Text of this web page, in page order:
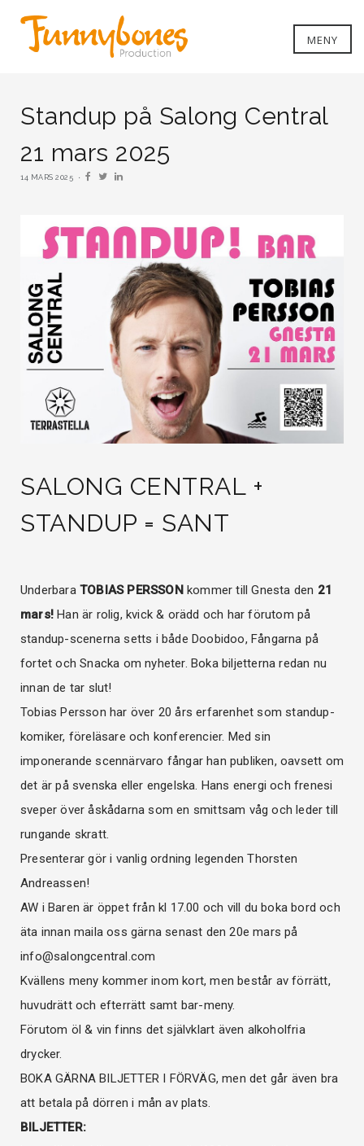
MENY
Standup på Salong Central
21 mars 2025
14 MARS 2025
SALONG CENTRAL +
STANDUP = SANT
Underbara TOBIAS PERSSON kommer till Gnesta den 21
mars! Han är rolig, kvick & orädd och har förutom på
standup-scenerna setts i både Doobidoo, Fångarna på
fortet och Snacka om nyheter. Boka biljetterna redan nu
innan de tar slut!
Tobias Persson har över 20 års erfarenhet som standup-
komiker, föreläsare och konferencier. Med sin
imponerande scennärvaro fångar han publiken, oavsett om
det är på svenska eller engelska. Hans energi och frenesi
sveper över åskådarna som en smittsam våg och leder till
rungande skratt.
Presenterar gör i vanlig ordning legenden Thorsten
Andreassen!
AW i Baren är öppet från kl 17.00 och vill du boka bord och
äta innan maila oss gärna senast den 20e mars på
info@salongcentral.com
Kvällens meny kommer inom kort, men består av förrätt,
huvudrätt och efterrätt samt bar-meny.
Förutom öl & vin finns det självklart även alkoholfria
drycker.
BOKA GÄRNA BILJETTER I FÖRVÄG, men det går även bra
att betala på dörren i mån av plats.
BILJETTER: